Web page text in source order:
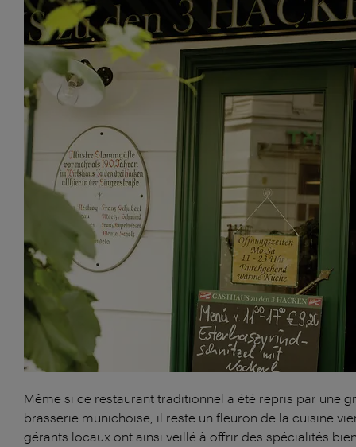
Même si ce restaurant traditionnel a été repris par une
brasserie munichoise, il reste un fleuron de la cuisine
gérants locaux ont ainsi veillé à offrir des spécialités